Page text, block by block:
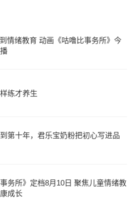
情绪教育 动画《咕噜比事务所》今
练才养生
第十年，君乐宝奶粉把初心写进品
事务所》定档8月10日 聚焦儿童情绪教
成长